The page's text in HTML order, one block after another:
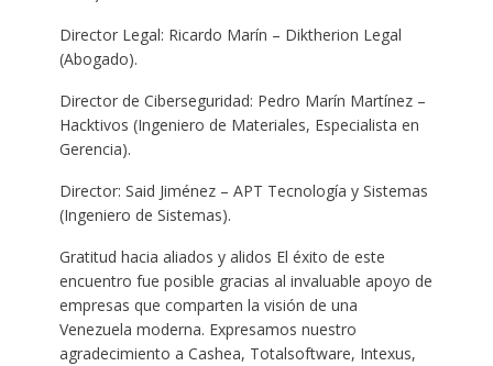
Director Legal: Ricardo Marín – Diktherion Legal
(Abogado).
Director de Ciberseguridad: Pedro Marín Martínez –
Hacktivos (Ingeniero de Materiales, Especialista en
Gerencia).
Director: Said Jiménez – APT Tecnología y Sistemas
(Ingeniero de Sistemas).
Gratitud hacia aliados y alidos El éxito de este
encuentro fue posible gracias al invaluable apoyo de
empresas que comparten la visión de una
Venezuela moderna. Expresamos nuestro
agradecimiento a Cashea, Totalsoftware, Intexus,